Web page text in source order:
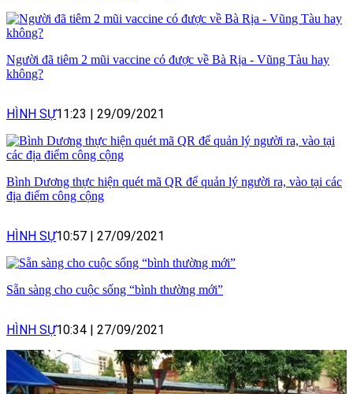
Người đã tiêm 2 mũi vaccine có được về Bà Rịa - Vũng Tàu hay
không?
HÌNH SỰ11:23 | 29/09/2021
Bình Dương thực hiện quét mã QR để quản lý người ra, vào tại các
địa điểm công cộng
HÌNH SỰ10:57 | 27/09/2021
Sẵn sàng cho cuộc sống “bình thường mới”
HÌNH SỰ10:34 | 27/09/2021